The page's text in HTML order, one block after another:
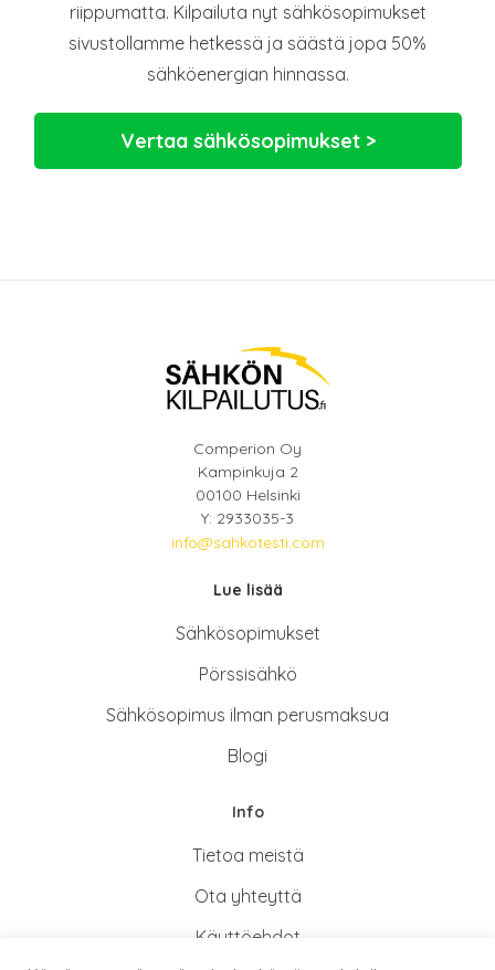
riippumatta. Kilpailuta nyt sähkösopimukset
sivustollamme hetkessä ja säästä jopa 50%
sähköenergian hinnassa.
Vertaa sähkösopimukset >
Comperion Oy
Kampinkuja 2
00100 Helsinki
Y: 2933035-3
info@sahkotesti.com
Lue lisää
Sähkösopimukset
Pörssisähkö
Sähkösopimus ilman perusmaksua
Blogi
Info
Tietoa meistä
Ota yhteyttä
Käyttöehdot